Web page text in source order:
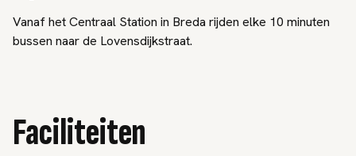
Vanaf het Centraal Station in Breda rijden elke 10 minuten
bussen naar de Lovensdijkstraat.
Faciliteiten